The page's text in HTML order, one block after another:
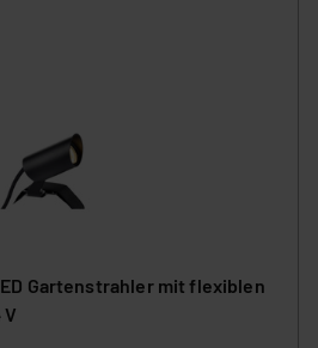
Gartenstrahler mit flexiblen